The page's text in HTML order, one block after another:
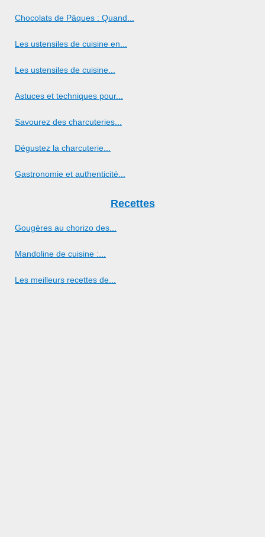
Chocolats de Pâques : Quand...
Les ustensiles de cuisine en...
Les ustensiles de cuisine...
Astuces et techniques pour...
Savourez des charcuteries...
Dégustez la charcuterie...
Gastronomie et authenticité...
Recettes
Gougères au chorizo des...
Mandoline de cuisine :...
Les meilleurs recettes de...